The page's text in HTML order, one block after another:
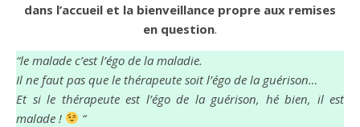
dans l’accueil et la bienveillance propre aux remises
en question.
“le malade c’est l’égo de la maladie.
Il ne faut pas que le thérapeute soit l’égo de la guérison…
Et si le thérapeute est l’égo de la guérison, hé bien, il est
malade !
“